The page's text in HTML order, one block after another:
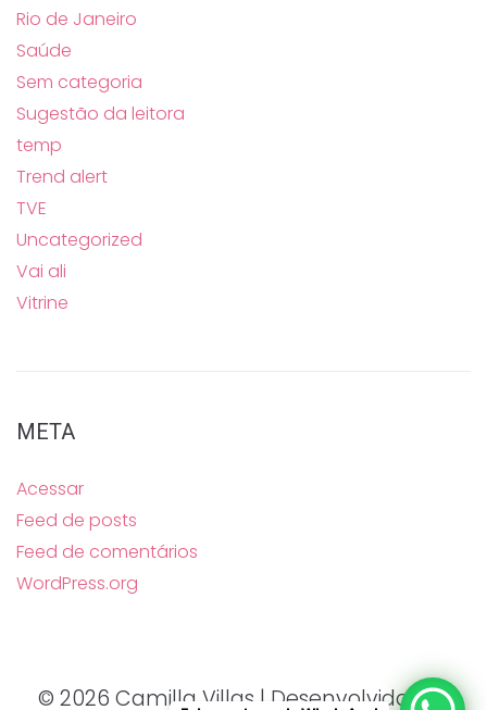
Rio de Janeiro
Saúde
Sem categoria
Sugestão da leitora
temp
Trend alert
TVE
Uncategorized
Vai ali
Vitrine
META
Acessar
Feed de posts
Feed de comentários
WordPress.org
© 2026 Camilla Villas | Desenvolvido por